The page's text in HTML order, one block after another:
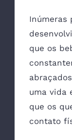
Inúmeras
que os
uma vida
que os
contato